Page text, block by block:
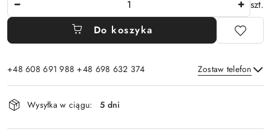
szt.
Do koszyka
+48 608 691 988 +48 698 632 374 Zostaw telefon
Dostępność
i
dostawa
Wysyłka w ciągu: 5 dni